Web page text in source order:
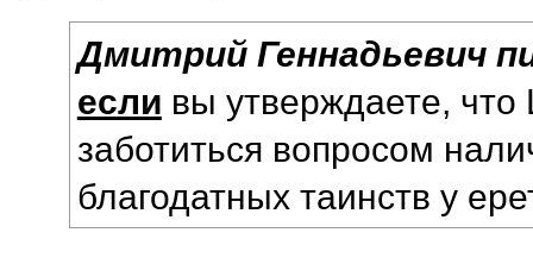
Дмитрий Геннадьевич
если вы утверждаете,
заботиться вопросом
благодатных таинств у